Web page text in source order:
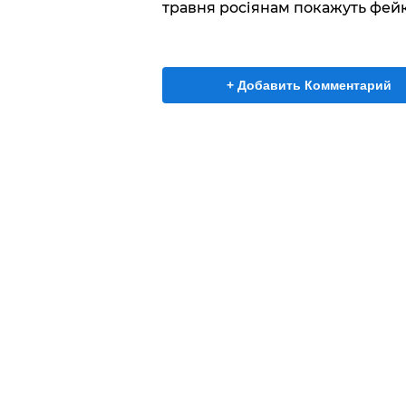
травня росіянам покажуть
+ Добавить Комментарий